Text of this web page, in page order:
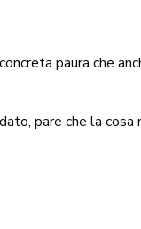
paura che
pare che la cosa